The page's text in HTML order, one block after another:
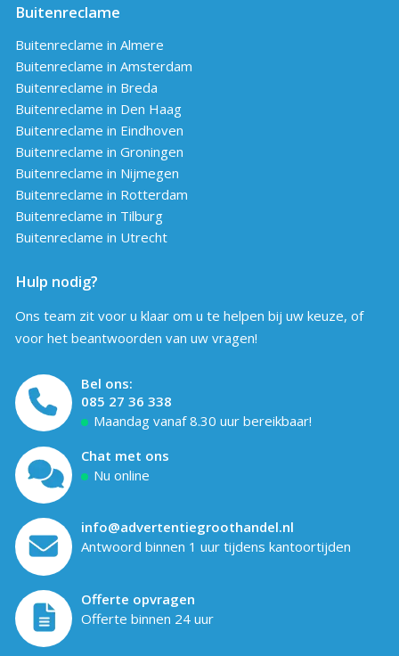
Buitenreclame
Buitenreclame in Almere
Buitenreclame in Amsterdam
Buitenreclame in Breda
Buitenreclame in Den Haag
Buitenreclame in Eindhoven
Buitenreclame in Groningen
Buitenreclame in Nijmegen
Buitenreclame in Rotterdam
Buitenreclame in Tilburg
Buitenreclame in Utrecht
Hulp nodig?
Ons team zit voor u klaar om u te helpen bij uw keuze, of
voor het beantwoorden van uw vragen!
Bel ons:
085 27 36 338
Maandag vanaf 8.30 uur bereikbaar!
Chat met ons
Nu online
info@advertentiegroothandel.nl
Antwoord binnen 1 uur tijdens kantoortijden
Offerte opvragen
Offerte binnen 24 uur